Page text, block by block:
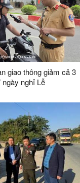
giao thông giảm cả 3
nghỉ Lễ